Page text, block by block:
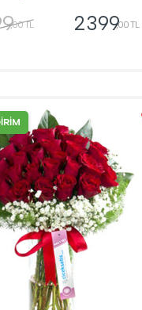
,00 TL 2399,00 TL